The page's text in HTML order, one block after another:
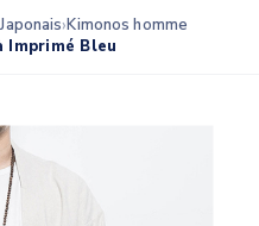
Kimonos homme
Imprimé Bleu